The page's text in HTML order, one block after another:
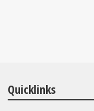
Quicklinks